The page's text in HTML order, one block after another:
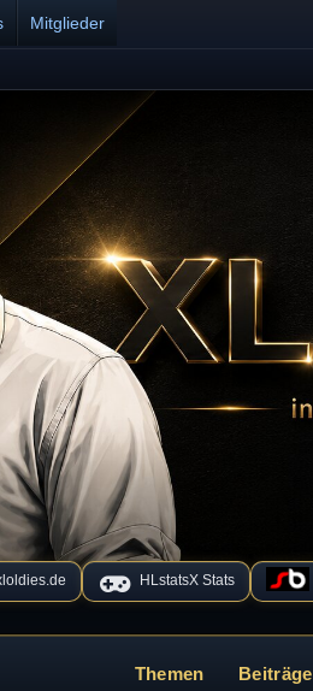
HLstatsX Stats
Mitglieder
Themen Beiträge